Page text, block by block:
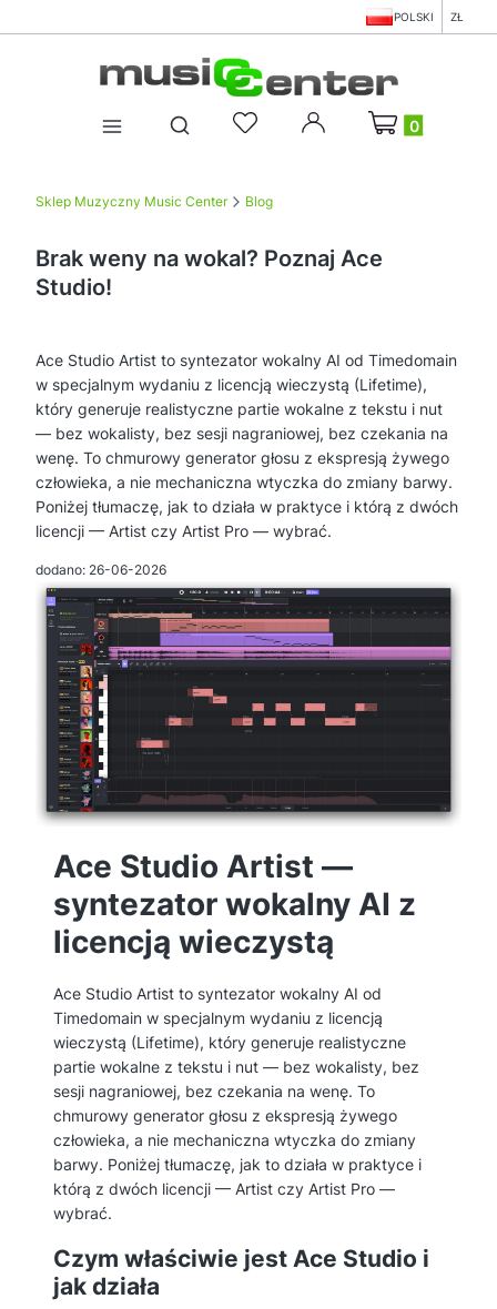
POLSKI ZŁ
Otwórz wyszukiwarkę
Produkty w
Sklep Muzyczny Music Center Blog
Brak weny na wokal? Poznaj Ace
Studio!
Ace Studio Artist to syntezator wokalny AI od Timedomain
w specjalnym wydaniu z licencją wieczystą (Lifetime),
który generuje realistyczne partie wokalne z tekstu i nut
— bez wokalisty, bez sesji nagraniowej, bez czekania na
wenę. To chmurowy generator głosu z ekspresją żywego
człowieka, a nie mechaniczna wtyczka do zmiany barwy.
Poniżej tłumaczę, jak to działa w praktyce i którą z dwóch
licencji — Artist czy Artist Pro — wybrać.
dodano: 26-06-2026
Ace Studio Artist —
syntezator wokalny AI z
licencją wieczystą
Ace Studio Artist to syntezator wokalny AI od
Timedomain w specjalnym wydaniu z licencją
wieczystą (Lifetime), który generuje realistyczne
partie wokalne z tekstu i nut — bez wokalisty, bez
sesji nagraniowej, bez czekania na wenę. To
chmurowy generator głosu z ekspresją żywego
człowieka, a nie mechaniczna wtyczka do zmiany
barwy. Poniżej tłumaczę, jak to działa w praktyce i
którą z dwóch licencji — Artist czy Artist Pro —
wybrać.
Czym właściwie jest Ace Studio i
jak działa